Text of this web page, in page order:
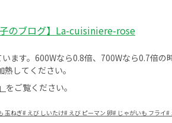
のブログ】La-cuisiniere-rose
ます。600Wなら0.8倍、700Wなら0.7倍の
してください。
をご覧ください。
玉ねぎ# えび しいたけ# えび ピーマン 卵# じゃがいも フライ#